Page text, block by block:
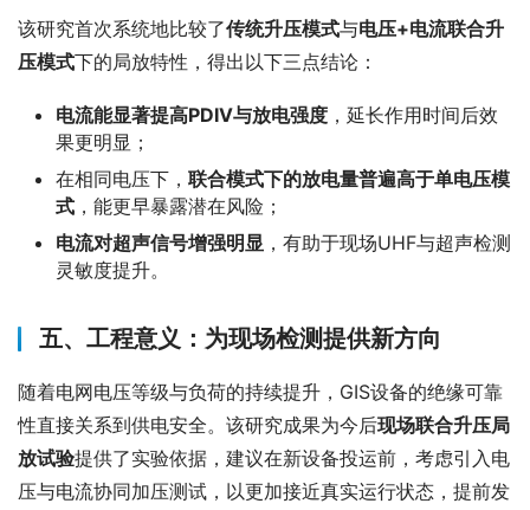
该研究首次系统地比较了传统升压模式与电压+电流联合升
压模式下的局放特性，得出以下三点结论：
电流能显著提高PDIV与放电强度 ，延长作用时间后效
果更明显；
在相同电压下， 联合模式下的放电量普遍高于单电压模
式 ，能更早暴露潜在风险；
电流对超声信号增强明显 ，有助于现场UHF与超声检测
灵敏度提升。
五、工程意义：为现场检测提供新方向
随着电网电压等级与负荷的持续提升，GIS设备的绝缘可靠
性直接关系到供电安全。该研究成果为今后现场联合升压局
放试验提供了实验依据，建议在新设备投运前，考虑引入电
压与电流协同加压测试，以更加接近真实运行状态，提前发